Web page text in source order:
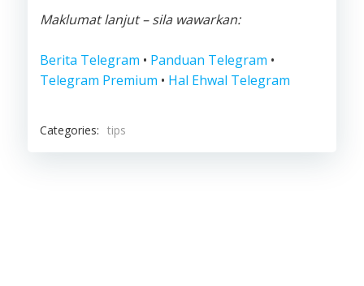
Maklumat lanjut – sila wawarkan:
Berita Telegram • Panduan Telegram •
Telegram Premium • Hal Ehwal Telegram
Categories: tips